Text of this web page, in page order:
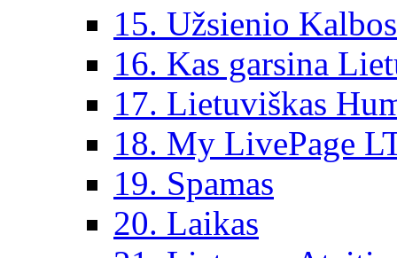
15. Užsienio Kalbos
16. Kas garsina
17. Lietuviškas
18. My LivePage
19. Spamas
20. Laikas